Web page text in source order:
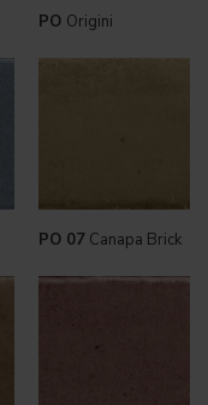
PO Origini
PO 07Canapa Brick